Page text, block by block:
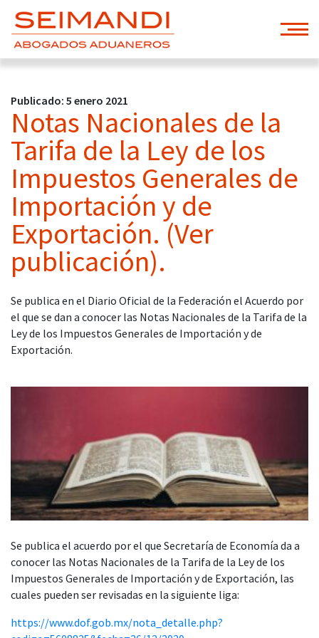
Publicado: 5 enero 2021
Notas Nacionales de la
Tarifa de la Ley de los
Impuestos Generales de
Importación y de
Exportación. (Ver
publicación).
Se publica en el Diario Oficial de la Federación el Acuerdo por
el que se dan a conocer las Notas Nacionales de la Tarifa de la
Ley de los Impuestos Generales de Importación y de
Exportación.
Se publica el acuerdo por el que Secretaría de Economía da a
conocer las Notas Nacionales de la Tarifa de la Ley de los
Impuestos Generales de Importación y de Exportación, las
cuales pueden ser revisadas en la siguiente liga:
https://www.dof.gob.mx/nota_detalle.php?